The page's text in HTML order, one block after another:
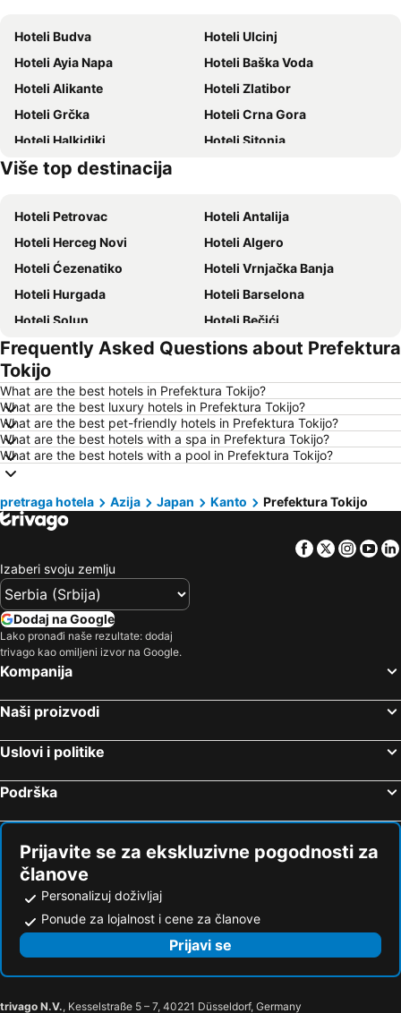
Hoteli Budva
Hoteli Ulcinj
Hoteli Ayia Napa
Hoteli Baška Voda
Hoteli Alikante
Hoteli Zlatibor
Hoteli Grčka
Hoteli Crna Gora
Hoteli Halkidiki
Hoteli Sitonia
Hoteli Krit
Više top destinacija
Hoteli Petrovac
Hoteli Antalija
Hoteli Herceg Novi
Hoteli Algero
Hoteli Ćezenatiko
Hoteli Vrnjačka Banja
Hoteli Hurgada
Hoteli Barselona
Hoteli Solun
Hoteli Bečići
Hoteli Hanija
Hoteli Tivat
Hoteli Nica
Hoteli Rim
Hoteli Nei Pori
Hoteli Pefkohori
Hoteli Rimini
Hoteli Milano
Hoteli Hrvatsko primorje
Hoteli Majorka
Hoteli Sardinija
Hoteli Ostrvo Tasos
Hoteli Santorini
Hoteli Lefkada
Hoteli Hrvatska Istra
Hoteli Egipat
Hoteli Kassandra Peninsula
Hoteli Tesalija
Frequently Asked Questions about Prefektura
Tokijo
What are the best hotels in Prefektura Tokijo?
What are the best luxury hotels in Prefektura Tokijo?
What are the best pet-friendly hotels in Prefektura Tokijo?
What are the best hotels with a spa in Prefektura Tokijo?
What are the best hotels with a pool in Prefektura Tokijo?
pretraga hotela Azija Japan Kanto Prefektura Tokijo
Facebook
Twitter
Izaberi svoju zemlju
Dodaj na Google
Lako pronađi naše rezultate: dodaj
trivago kao omiljeni izvor na Google.
Kompanija
Naši proizvodi
Uslovi i politike
Podrška
Prijavite se za ekskluzivne pogodnosti za
članove
Personalizuj doživljaj
Ponude za lojalnost i cene za članove
Prijavi se
trivago N.V., Kesselstraße 5 – 7, 40221 Düsseldorf, Germany